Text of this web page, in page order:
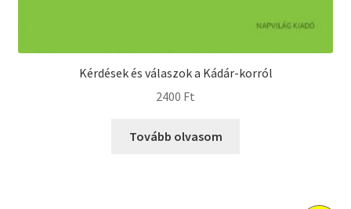
Kérdések és válaszok a Kádár-korról
2400 Ft
Tovább olvasom